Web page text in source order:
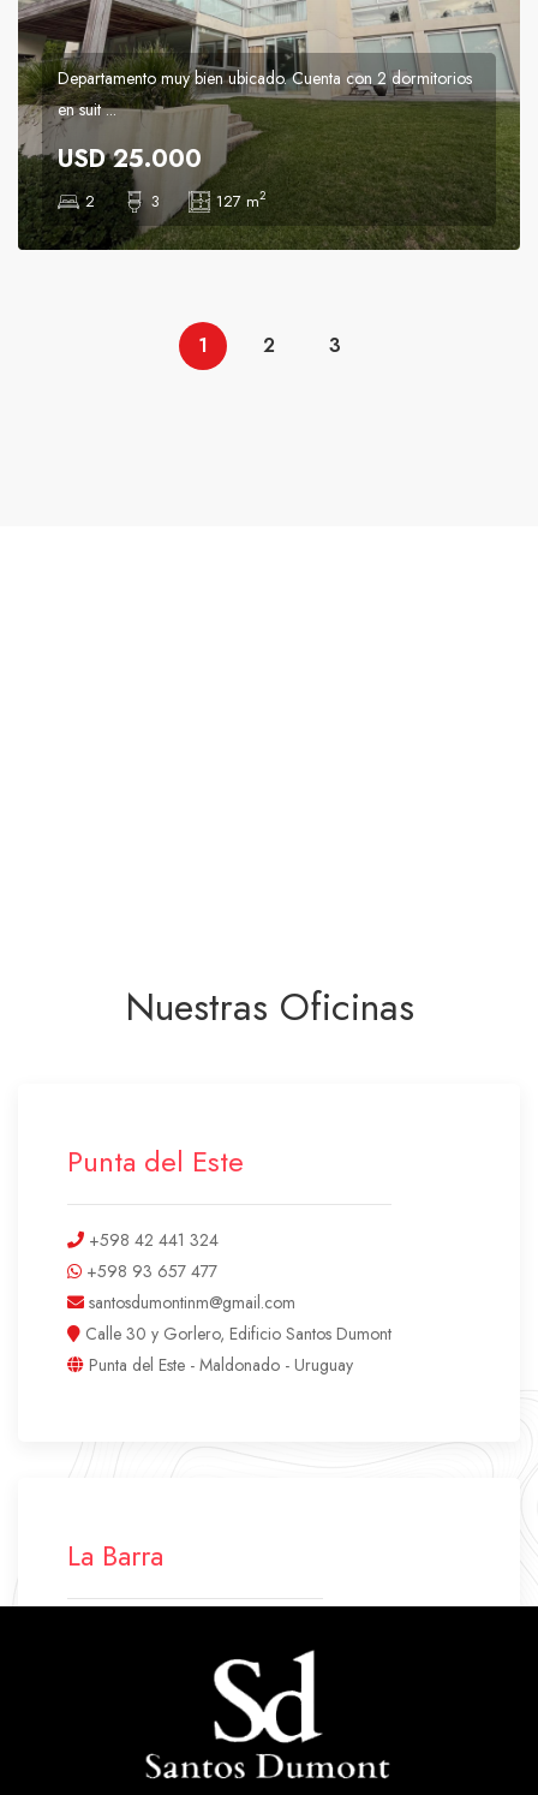
Departamento muy bien ubicado. Cuenta con 2 dormitorios
en suit ...
USD 25.000
2 3 127 m2
1 2 3
Nuestras Oficinas
Punta del Este
+598 42 441 324
+598 93 657 477
santosdumontinm@gmail.com
Calle 30 y Gorlero, Edificio Santos Dumont
Punta del Este - Maldonado - Uruguay
La Barra
+598 94 640 045
labarra.santosdumont@gmail.com
Ruta 10 Parada 43
La Barra - Maldonado - Uruguay